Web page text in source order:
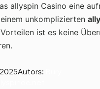
allyspin Casino eine
unkomplizierten
ist es keine
Autors: